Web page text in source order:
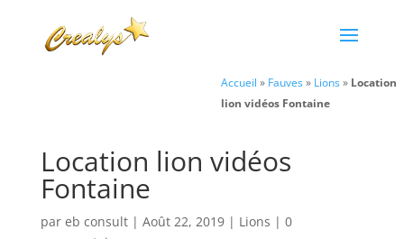
Accueil » Fauves» Lions» Location
lion vidéos Fontaine
Location lion vidéos
Fontaine
par eb consult| Août 22, 2019| Lions | 0